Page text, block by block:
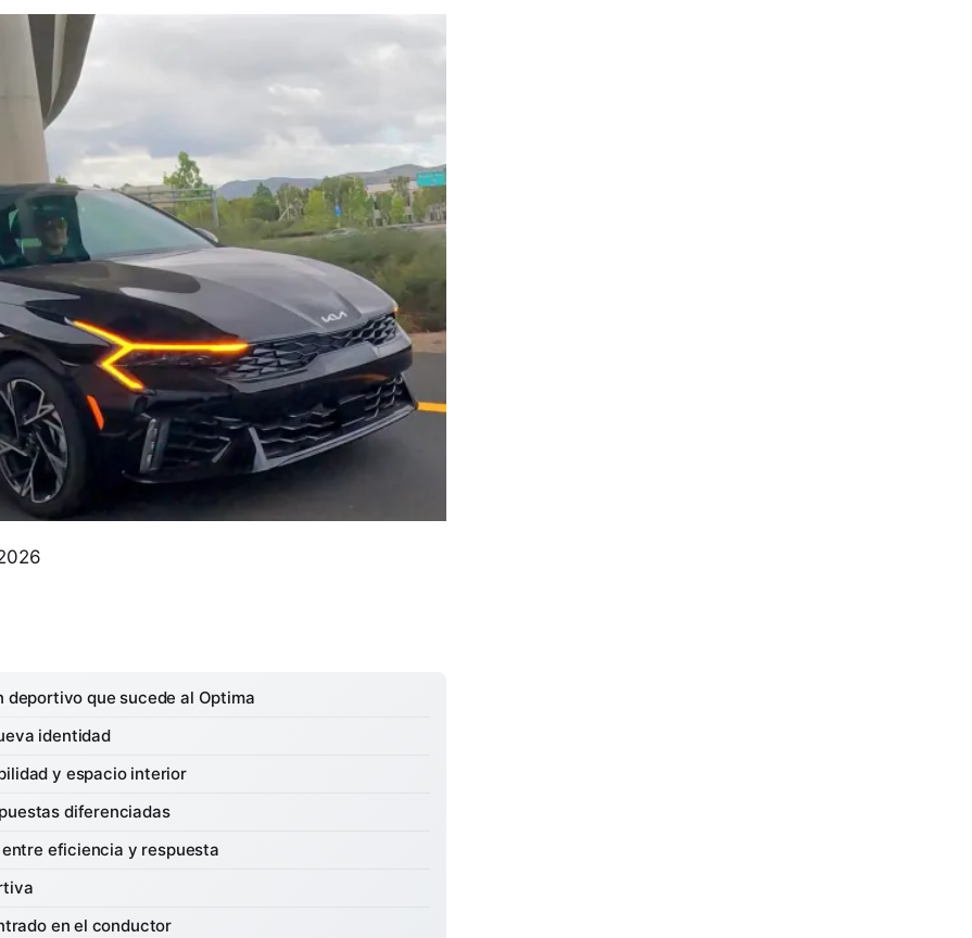
deportivo que sucede al Optima
identidad
y espacio interior
diferenciadas
entre eficiencia y respuesta
en el conductor